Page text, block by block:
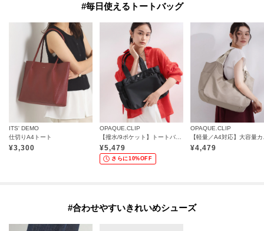
#毎日使えるトートバッグ
ITS' DEMO
仕切りA4トート
¥3,300
OPAQUE.CLIP
【撥水/9ポケット】トートバッグ
¥5,479
さらに10%OFF
OPAQUE.CLIP
【軽
¥4,479
#合わせやすいきれいめシューズ